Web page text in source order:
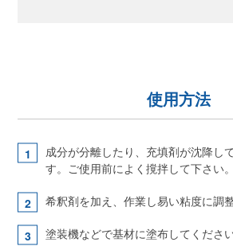
使用方法
成分が分離したり、充填剤が沈降し
す。ご使用前によく撹拌して下さい。
希釈剤を加え、作業し易い粘度に調
塗装機などで基材に塗布してください